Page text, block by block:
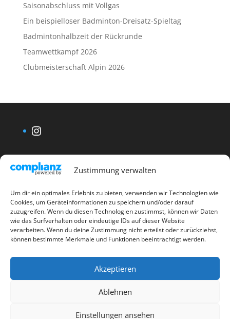
Zustimmung verwalten
Um dir ein optimales Erlebnis zu bieten, verwenden wir Technologien wie
Cookies, um Geräteinformationen zu speichern und/oder darauf
zuzugreifen. Wenn du diesen Technologien zustimmst, können wir Daten
wie das Surfverhalten oder eindeutige IDs auf dieser Website
verarbeiten. Wenn du deine Zustimmung nicht erteilst oder zurückziehst,
können bestimmte Merkmale und Funktionen beeinträchtigt werden.
Akzeptieren
Ablehnen
Einstellungen ansehen
Saisonabschluss mit Vollgas
Ein beispielloser Badminton-Dreisatz-Spieltag
Badmintonhalbzeit der Rückrunde
Teamwettkampf 2026
Clubmeisterschaft Alpin 2026
Instagram
Kontakt
Datenschutzerklärung
Haftungsausschluss
Impressum
Cookie-Richtlinie (EU)